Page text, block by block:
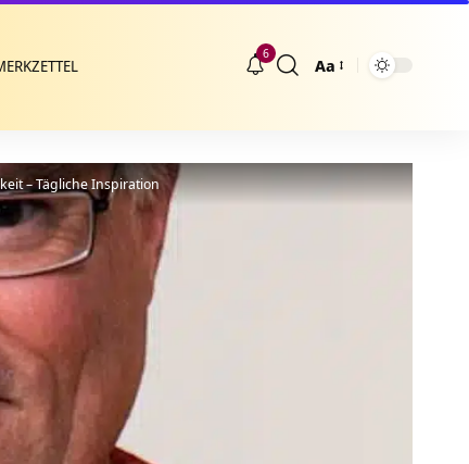
6
Größenänderung
Aa
– Tägliche Inspiration